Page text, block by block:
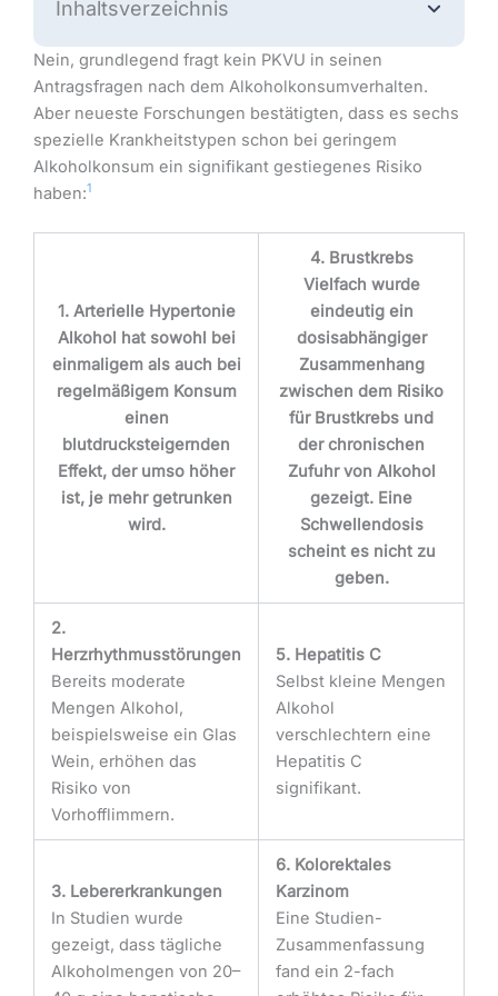
Inhaltsverzeichnis
Nein, grundlegend fragt kein PKVU in seinen
Antragsfragen nach dem Alkoholkonsumverhalten.
Aber neueste Forschungen bestätigten, dass es sechs
spezielle Krankheitstypen schon bei geringem
Alkoholkonsum ein signifikant gestiegenes Risiko
haben:1
1. Arterielle Hypertonie
Alkohol hat sowohl bei
einmaligem als auch bei
regelmäßigem Konsum
einen
blutdrucksteigernden
Effekt, der umso höher
ist, je mehr getrunken
wird.
4. Brustkrebs
Vielfach wurde
eindeutig ein
dosisabhängiger
Zusammenhang
zwischen dem Risiko
für Brustkrebs und
der chronischen
Zufuhr von Alkohol
gezeigt. Eine
Schwellen­dosis
scheint es nicht zu
geben.
2.
Herzrhythmusstörungen
Bereits moderate
Mengen Alkohol,
beispielsweise ein Glas
Wein, erhöhen das
Risiko von
Vorhofflimmern.
5. Hepatitis C
Selbst kleine Mengen
Alkohol
verschlechtern eine
Hepatitis C
signifikant.
3. Lebererkrankungen
In Studien wurde
gezeigt, dass tägliche
Alkoholmengen von 20–
6. Kolorektales
Karzinom
Eine Studien-
Zusammenfassung
fand ein 2-fach